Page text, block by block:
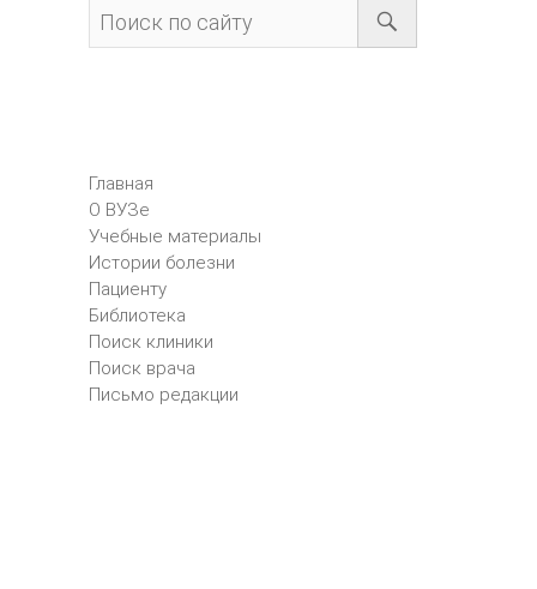
Главная
О ВУЗе
Учебные материалы
Истории болезни
Пациенту
Библиотека
Поиск клиники
Поиск врача
Письмо редакции